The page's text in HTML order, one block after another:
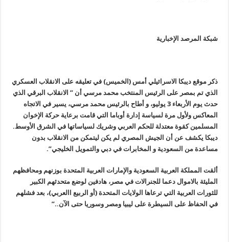
شبكة المرصد الإخبارية
ذكر موقع ديبكا الاسرائيلي أمس (الخميس) في تعليقه على الانقلاب العسكري
الذي تم بمصر على الرئيس المنتخب محمد مرسي أن ” الانقلاب البرقي الذي
حدث يوم الأربعاء 3 يوليو، و أطاح بالرئيس محمد مرسي، يسير في الاتجاه
المعاكس ولأول مرة لسياسة إدارة أوباما التي قامت برعاية حركة الإخوان
المسلمين كقوة معتدلة للحكم العربي وشريك لسياساتها في الشرق الأوسط.
ديبكا يكشف عن أن الجيش المصري لم يكن ليتمكن من الانقلاب بدون
مساعدة من السعودية و المخابرات في دبي والتمويل الخليجي”.
ألقت المملكة العربية السعودية والإمارات العربية المتحدة بوزنهم ومحافظهم
المليئة بالاموال دعما للجنرالات في مصر، هادفين لوضع متحدثهم الكبير
للثورات العربية التي ترعاها الولايات المتحدة (أو الربيع االعربي)، بعد فشلهم
في الحفاظ على السيطرة على ليبيا ومصر وسوريا حتى الآن..”